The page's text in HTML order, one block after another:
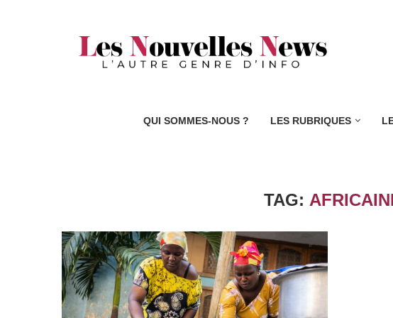
QUI SOMMES-NOUS ? LES RUBRIQUES
TAG: